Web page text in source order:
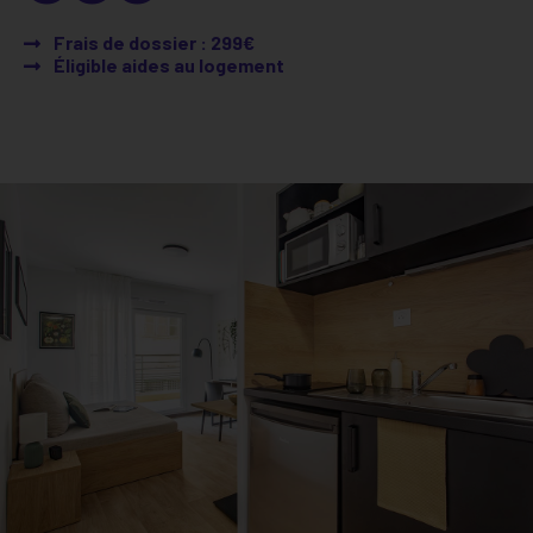
Frais de dossier : 299€
Éligible aides au logement